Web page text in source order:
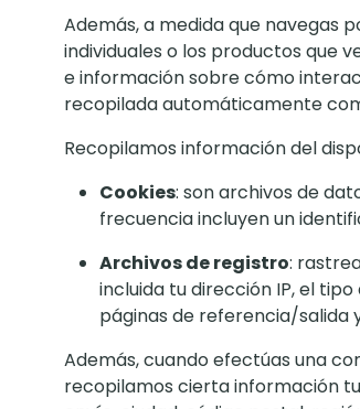
Además, a medida que navegas
individuales o los productos que
e información sobre cómo
recopilada automáticamente
Recopilamos información del
Cookies: son archivos de
frecuencia incluyen un
Archivos de registro:
incluida tu dirección IP, el
páginas de referencia/salida
Además, cuando efectúas una
recopilamos cierta información